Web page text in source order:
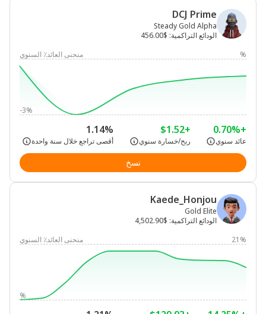
DCJ Prime
Steady Gold Alpha
الودائع التراكمية:
$456.00
%
منحنى العائد٪ السنوي
-3%
+0.70%
عائد سنوي
+$1.52
ربح/خسارة سنوي
1.14%
أقصى تراجع خلال سنة واحدة
نسخ
Kaede_Honjou
Gold Elite
الودائع التراكمية:
$4,502.90
21%
منحنى العائد٪ السنوي
%